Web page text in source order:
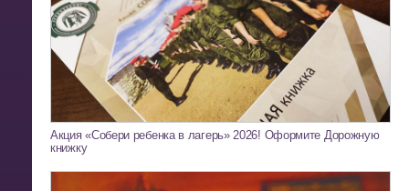
Акция «Собери ребенка в лагерь» 2026! Оформите Дорожную
книжку